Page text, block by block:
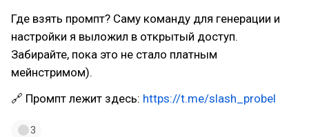
Где взять промпт? Саму команду для генерации и
настройки я выложил в открытый доступ.
Забирайте, пока это не стало платным
мейнстримом).
🔗 Промпт лежит здесь: https://t.me/slash_probel
3